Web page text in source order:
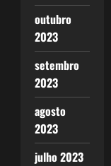
outubro
2023
setembro
2023
agosto
2023
julho 2023